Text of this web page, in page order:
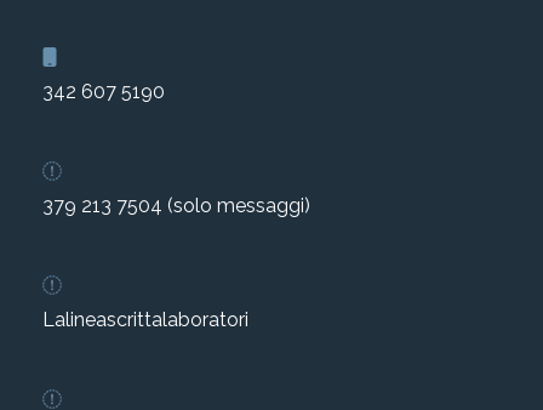
342 607 5190
379 213 7504 (solo messaggi)
Lalineascrittalaboratori